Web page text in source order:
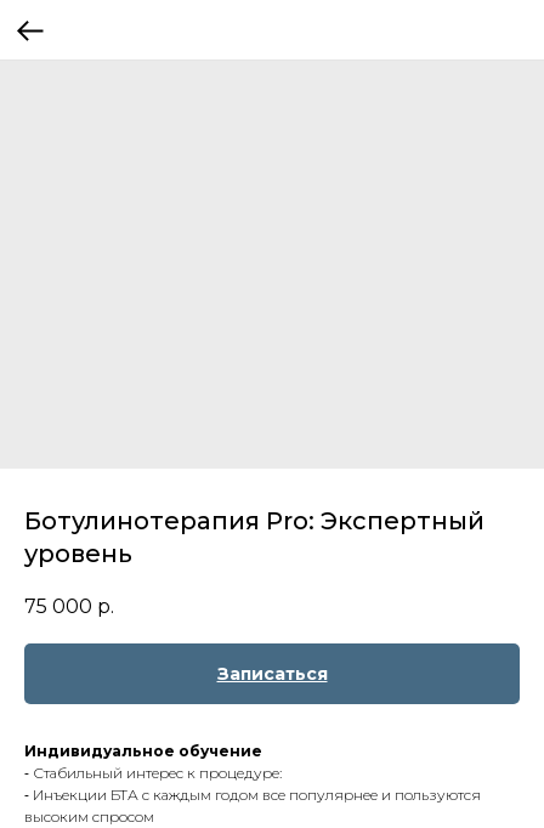
Ботулинотерапия Pro: Экспертный
уровень
75 000 р.
Записаться
Индивидуальное обучение
⁃ Стабильный интерес к процедуре:
⁃ Инъекции БТА с каждым годом все популярнее и пользуются
высоким спросом